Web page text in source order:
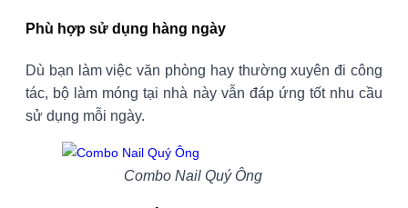
Phù hợp sử dụng hàng ngày
Dù bạn làm việc văn phòng hay thường xuyên đi công
tác, bộ làm móng tại nhà này vẫn đáp ứng tốt nhu cầu
sử dụng mỗi ngày.
Combo Nail Quý Ông